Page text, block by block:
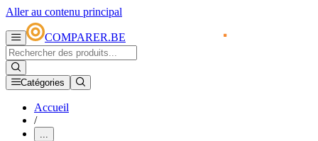
Aller au contenu principal
COMPARER.BE
Catégories
Accueil
/
...